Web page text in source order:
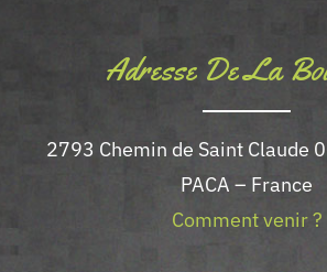
Adresse De La
2793 Chemin de Saint Claude
PACA – France
Comment venir ?